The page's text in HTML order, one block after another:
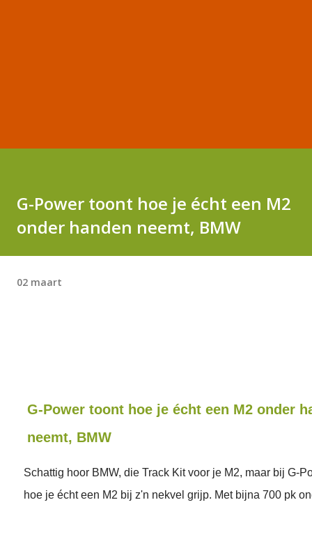
G-Power toont hoe je écht een M2
onder handen neemt, BMW
02 maart
G-Power toont hoe je écht een M2 onder
neemt, BMW
Schattig hoor BMW, die Track Kit voor je M2, maar bij G-
hoe je écht een M2 bij z'n nekvel grijp. Met bijna 700 pk